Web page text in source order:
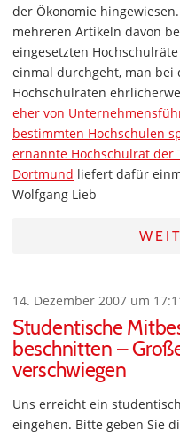
der Ökonomie
mehreren Artikeln davon
eingesetzten
einmal durchgeht, man bei
Hochschulräten
eher von
bestimmten Hochschulen
ernannte Hochschulrat der
Dortmund liefert dafür
Wolfgang Lieb
14. Dezember 2007 um
Studentische
beschnitten –
verschwiegen
Uns erreicht ein
eingehen. Bitte geben Sie